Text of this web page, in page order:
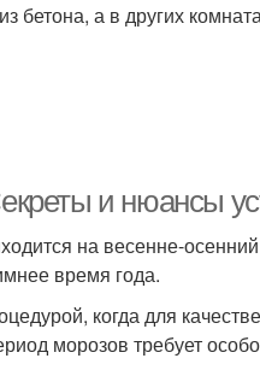
бетона, а в других
и нюансы
на весенне-
время года.
когда для
морозов требует